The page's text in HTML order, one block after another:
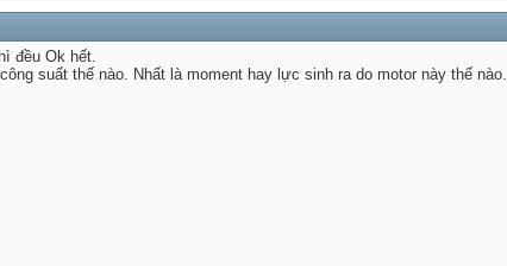
đều Ok hết.
suất thế nào. Nhất là moment hay lực sinh ra do motor này thế nào.